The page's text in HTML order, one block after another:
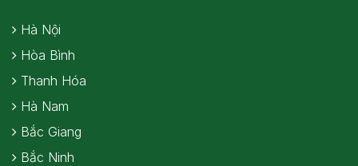
Hà Nội
Hòa Bình
Thanh Hóa
Hà Nam
Bắc Giang
Bắc Ninh